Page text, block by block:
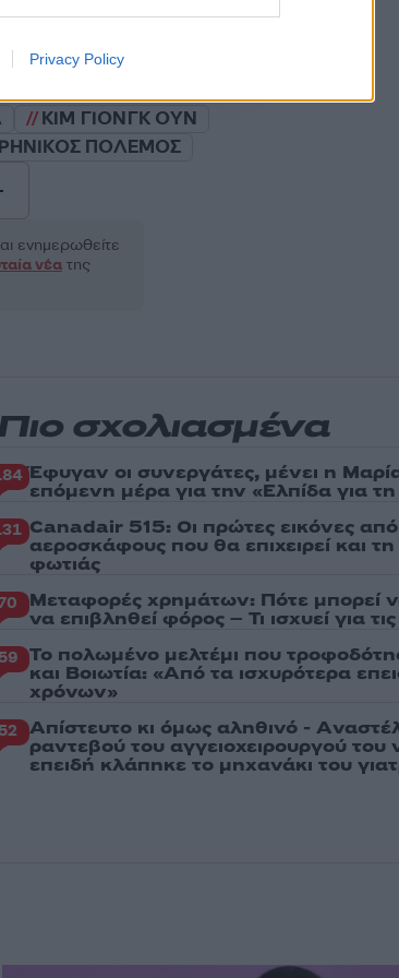
Privacy Policy
ΚΙΜ ΓΙΟΝΓΚ ΟΥΝ
ΠΟΛΕΜΟΣ
ενημερωθείτε
νέατης
σχολιασμένα
Έφυγαν οι συνεργάτες, μένει η
επόμενη μέρα για την «Ελπίδα για
Canadair 515: Οι πρώτες εικόνες
αεροσκάφους που θα επιχειρεί και
φωτιάς
Μεταφορές χρημάτων: Πότε μπορεί
να επιβληθεί φόρος – Τι ισχυεί για
59 Το πολωμένο μελτέμι που
και Βοιωτία: «Από τα ισχυρότερα
χρόνων»
52 Απίστευτο κι όμως αληθινό -
ραντεβού του αγγειοχειρουργού
επειδή κλάπηκε το μηχανάκι του